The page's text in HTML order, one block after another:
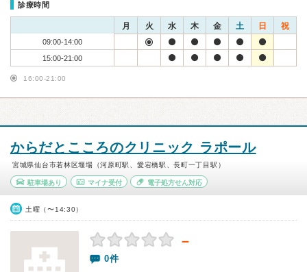
診療時間
月 火 水 木 金 土 日 祝
09:00-14:00
15:00-21:00
16:00-21:00
からだとこころのクリニック ラポール
宮城県仙台市若林区堰場（河原町駅、愛宕橋駅、長町一丁目駅）
駐車場あり マイナ受付 電子処方せん対応
土曜（〜14:30）
－
0件